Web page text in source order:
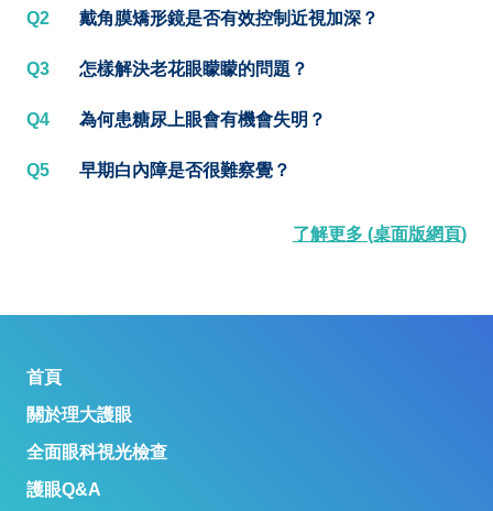
Q2 戴角膜矯形鏡是否有效控制近視加深？
Q3 怎樣解決老花眼矇矇的問題？
Q4 為何患糖尿上眼會有機會失明？
Q5 早期白內障是否很難察覺？
了解更多 (桌面版網頁)
首頁
關於理大護眼
全面眼科視光檢查
護眼Q&A